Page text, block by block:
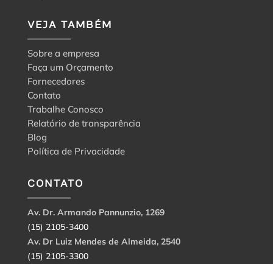
VEJA TAMBÉM
Sobre a empresa
Faça um Orçamento
Fornecedores
Contato
Trabalhe Conosco
Relatório de transparência
Blog
Política de Privacidade
CONTATO
Av. Dr. Armando Pannunzio, 1269
(15) 2105-3400
Av. Dr Luiz Mendes de Almeida, 2540
(15) 2105-3300